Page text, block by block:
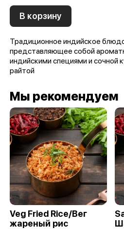
В корзину
Традиционное индийское
представляющее собой
индийскими специями и сочной
райтой
Мы рекомендуем
Veg Fried Rice/Вег
жареный рис